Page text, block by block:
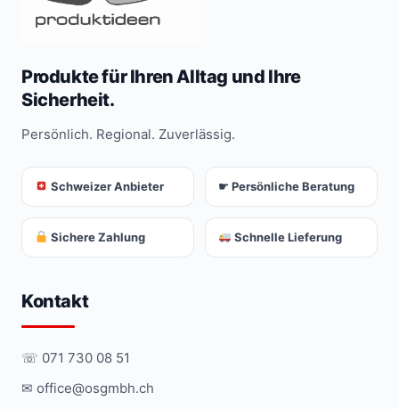
Produkte für Ihren Alltag und Ihre
Sicherheit.
Persönlich. Regional. Zuverlässig.
Schweizer Anbieter ☛ Persönliche Beratung
Sichere Zahlung Schnelle Lieferung
Kontakt
☏ 071 730 08 51
✉ office@osgmbh.ch